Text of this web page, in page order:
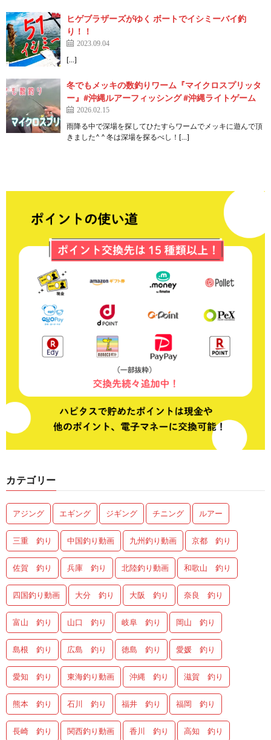
ヒゲブラザーズがゆく ボートでイシミーバイ釣
り！！
2023.09.04
[…]
冬でもメッキの数釣りワーム『マイクロスプリッタ
ー』#沖縄ルアーフィッシング #沖縄ライトゲーム
2026.02.15
雨降る中で深場を探してひたすらワームでメッキに遊んで頂
きました^ ^ 冬は深場を探るべし！[…]
カテゴリー
アジング エギング ジギング チニング ルアー
三重 釣り 中国釣り動画 九州釣り動画 京都 釣り
佐賀 釣り 兵庫 釣り 北陸釣り動画 和歌山 釣り
四国釣り動画 大分 釣り 大阪 釣り 奈良 釣り
富山 釣り 山口 釣り 岐阜 釣り 岡山 釣り
島根 釣り 広島 釣り 徳島 釣り 愛媛 釣り
愛知 釣り 東海釣り動画 沖縄 釣り 滋賀 釣り
熊本 釣り 石川 釣り 福井 釣り 福岡 釣り
長崎 釣り 関西釣り動画 香川 釣り 高知 釣り